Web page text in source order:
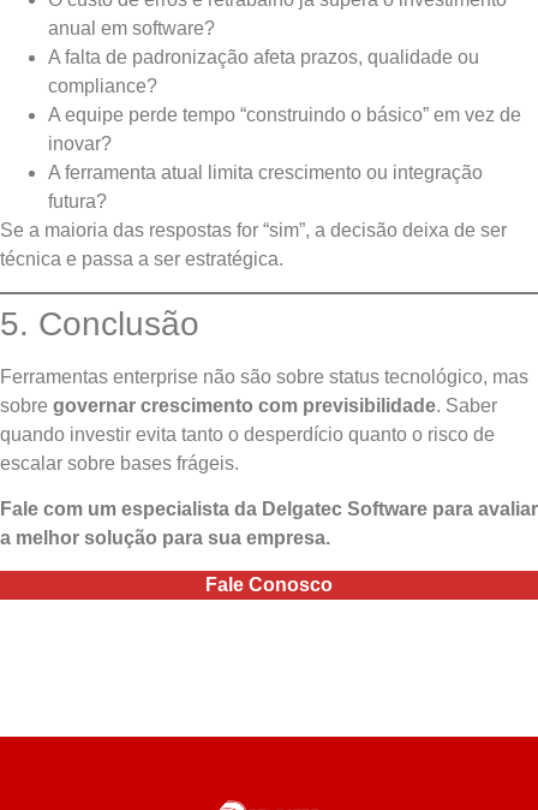
anual em software?
A falta de padronização afeta prazos, qualidade ou
compliance?
A equipe perde tempo “construindo o básico” em vez de
inovar?
A ferramenta atual limita crescimento ou integração
futura?
Se a maioria das respostas for “sim”, a decisão deixa de ser
técnica e passa a ser estratégica.
5. Conclusão
Ferramentas enterprise não são sobre status tecnológico, mas
sobre governar crescimento com previsibilidade. Saber
quando investir evita tanto o desperdício quanto o risco de
escalar sobre bases frágeis.
Fale com um especialista da Delgatec Software para avaliar
a melhor solução para sua empresa.
Fale Conosco